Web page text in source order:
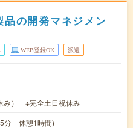
の開発マネジメン
WEB登録OK 派遣
み） ※完全土日祝休み
分 休憩1時間)